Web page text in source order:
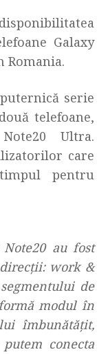
Galaxy
Romania.
serie
telefoane,
Ultra.
care
pentru
au fost
work &
de
modul în
îmbunătățit,
conecta